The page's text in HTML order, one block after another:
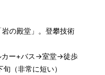
の殿堂」。登攀技術
カー+バス→室堂→徒歩
（非常に短い）